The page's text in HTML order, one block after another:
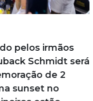
pelos irmãos
Schmidt será
de 2
sunset no